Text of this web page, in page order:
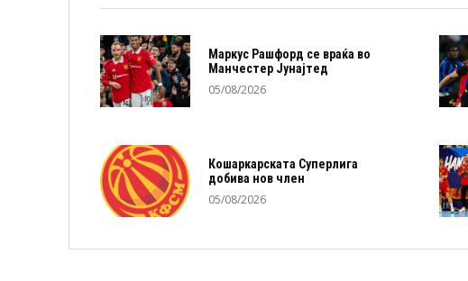
Маркус Рашфорд се враќа во
Манчестер Јунајтед
05/08/2026
Кошаркарската Суперлига
добива нов член
05/08/2026